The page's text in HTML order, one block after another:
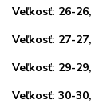
Veľkosť: 26-
Veľkosť: 27-
Veľkosť: 29-
Veľkosť: 30-